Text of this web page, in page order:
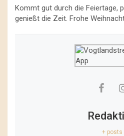
Kommt gut durch die Feiertage,
genießt die Zeit. Frohe
+ posts